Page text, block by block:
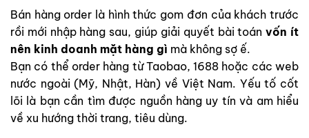
Bán hàng order là hình thức gom đơn của khách trước
rồi mới nhập hàng sau, giúp giải quyết bài toánvốn ít
nên kinh doanh mặt hàng gì mà không sợ ế.
Bạn có thể order hàng từ Taobao, 1688 hoặc các web
nước ngoài (Mỹ, Nhật, Hàn) về Việt Nam. Yếu tố cốt
lõi là bạn cần tìm được nguồn hàng uy tín và am hiểu
về xu hướng thời trang, tiêu dùng.